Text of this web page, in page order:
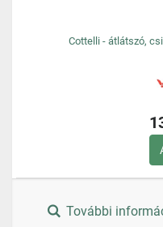
Cottelli - átlátszó,
További